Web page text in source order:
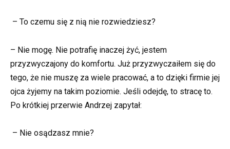
– To czemu się z nią nie rozwiedziesz?
– Nie mogę. Nie potrafię inaczej żyć, jestem
przyzwyczajony do komfortu. Już przyzwyczaiłem się do
tego, że nie muszę za wiele pracować, a to dzięki firmie jej
ojca żyjemy na takim poziomie. Jeśli odejdę, to stracę to.
Po krótkiej przerwie Andrzej zapytał:
– Nie osądzasz mnie?